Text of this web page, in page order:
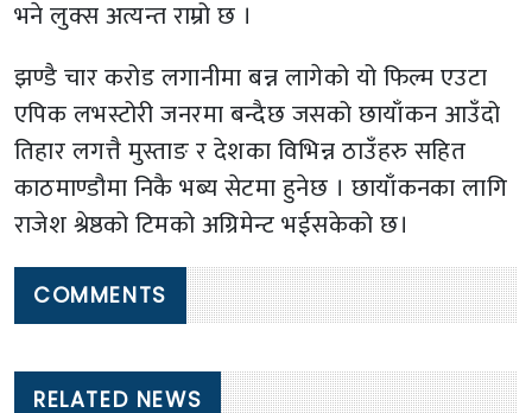
भने लुक्स अत्यन्त राम्रो छ ।
झण्डै चार करोड लगानीमा बन्न लागेको यो फिल्म एउटा
एपिक लभस्टोरी जनरमा बन्दैछ जसको छायाँकन आउँदो
तिहार लगत्तै मुस्ताङ र देशका विभिन्न ठाउँहरु सहित
काठमाण्डौमा निकै भब्य सेटमा हुनेछ । छायाँकनका लागि
राजेश श्रेष्ठको टिमको अग्रिमेन्ट भईसकेको छ।
COMMENTS
RELATED NEWS